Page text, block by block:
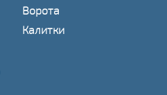
Ворота
Калитки